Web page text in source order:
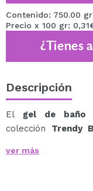
Contenido: 750.00 gr
Precio x 100 gr:
¿Tienes
Descripción
El gel de baño
colección Trendy
Con un aroma a
ver más